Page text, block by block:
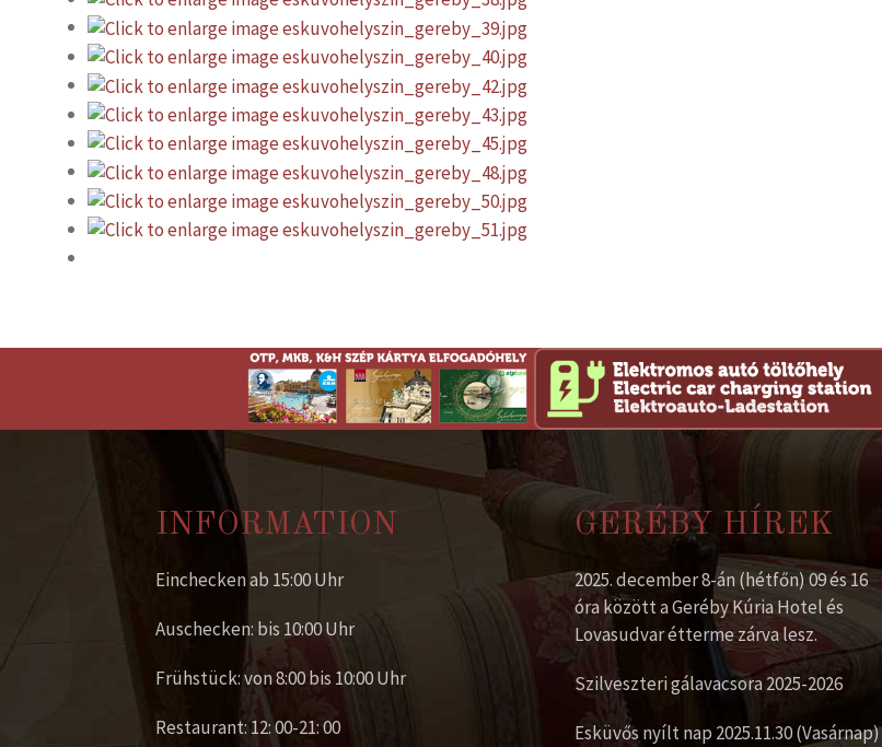
INFORMATION
Einchecken ab 15:00 Uhr
Auschecken: bis 10:00 Uhr
Frühstück: von 8:00 bis 10:00 Uhr
Restaurant: 12: 00-21: 00
GERÉBY HÍREK
2025. december 8-án (hétfőn) 09 és 16
óra között a Geréby Kúria Hotel és
Lovasudvar étterme zárva lesz.
Szilveszteri gálavacsora 2025-2026
Esküvős nyílt nap 2025.11.30 (Vasárnap)